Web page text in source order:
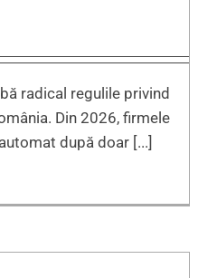
radical regulile privind
Din 2026, firmele
după doar [...]